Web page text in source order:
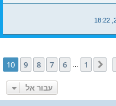
הקודם 1
6
7
8
9
10
עבור אל